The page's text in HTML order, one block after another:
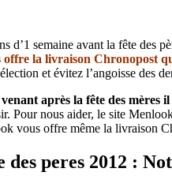
d’1 semaine avant la fête des
offre la livraison Chronopost
et évitez l’angoisse des
après la fête des
Pour nous aider, le site
vous offre même la livraison
des peres 2012 :